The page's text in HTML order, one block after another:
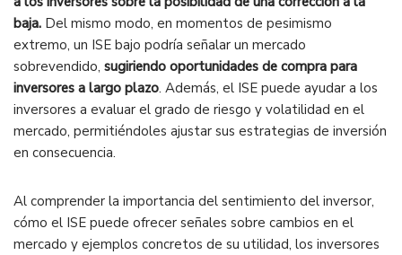
baja. Del mismo modo, en momentos de pesimismo
extremo, un ISE bajo podría señalar un mercado
sobrevendido, sugiriendo oportunidades de compra para
inversores a largo plazo. Además, el ISE puede ayudar a los
inversores a evaluar el grado de riesgo y volatilidad en el
mercado, permitiéndoles ajustar sus estrategias de inversión
en consecuencia.
Al comprender la importancia del sentimiento del inversor,
cómo el ISE puede ofrecer señales sobre cambios en el
mercado y ejemplos concretos de su utilidad, los inversores